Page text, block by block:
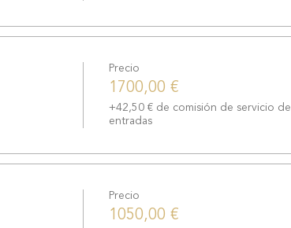
Precio
1700,00 €
+42,50 € de comisión de servicio de
entradas
Precio
1050,00 €